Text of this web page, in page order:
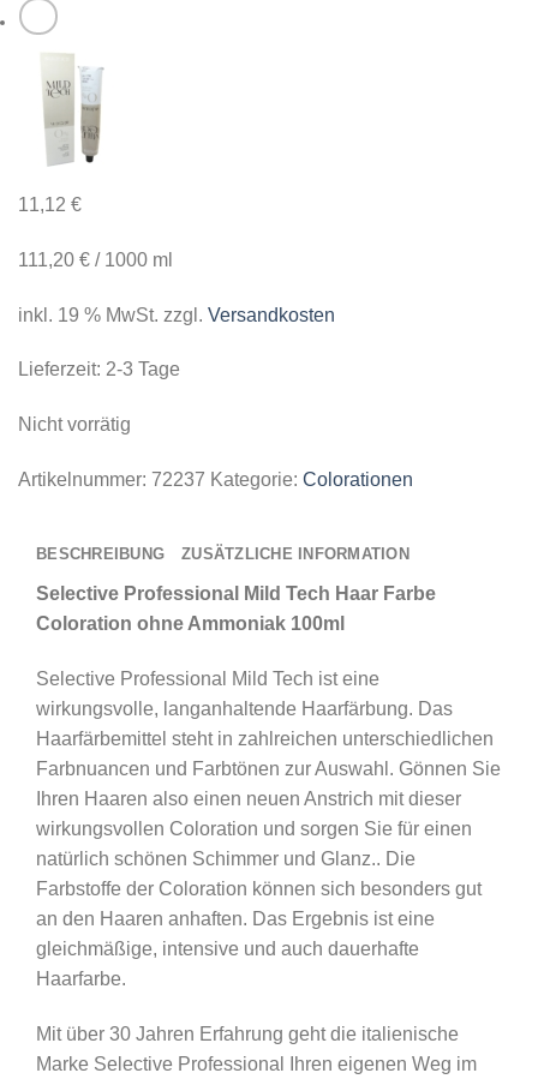
11,12 €
111,20 € / 1000 ml
inkl. 19 % MwSt. zzgl. Versandkosten
Lieferzeit: 2-3 Tage
Nicht vorrätig
Artikelnummer: 72237 Kategorie: Colorationen
BESCHREIBUNG ZUSÄTZLICHE INFORMATION
Selective Professional Mild Tech Haar Farbe
Coloration ohne Ammoniak 100ml
Selective Professional Mild Tech ist eine
wirkungsvolle, langanhaltende Haarfärbung. Das
Haarfärbemittel steht in zahlreichen unterschiedlichen
Farbnuancen und Farbtönen zur Auswahl. Gönnen Sie
Ihren Haaren also einen neuen Anstrich mit dieser
wirkungsvollen Coloration und sorgen Sie für einen
natürlich schönen Schimmer und Glanz.. Die
Farbstoffe der Coloration können sich besonders gut
an den Haaren anhaften. Das Ergebnis ist eine
gleichmäßige, intensive und auch dauerhafte
Haarfarbe.
Mit über 30 Jahren Erfahrung geht die italienische
Marke Selective Professional Ihren eigenen Weg im